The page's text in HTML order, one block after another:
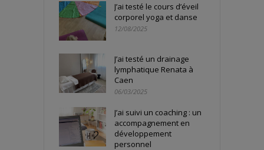
J’ai testé le cours d’éveil
corporel yoga et danse
12/08/2025
J’ai testé un drainage
lymphatique Renata à
Caen
06/03/2025
J’ai suivi un coaching : un
accompagnement en
développement
personnel